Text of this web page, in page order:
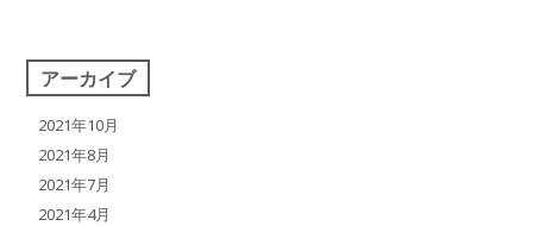
アーカイブ
2021年10月
2021年8月
2021年7月
2021年4月